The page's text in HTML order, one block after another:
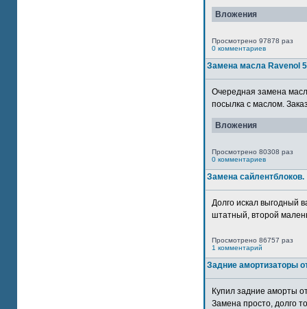
Вложения
Просмотрено 97878 раз
0 комментариев
Замена масла Ravenol
Очередная замена
посылка с маслом.
Вложения
Просмотрено 80308 раз
0 комментариев
Замена сайлентблоков.
Долго искал выгодный
штатный, второй
Просмотрено 86757 раз
1 комментарий
Задние амортизаторы
Купил задние аморты
Замена просто, долго